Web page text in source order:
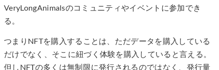
VeryLongAnimalsのコミュニティやイベントに参加でき
る。
つまりNFTを購入することは、ただデータを購入している
だけでなく、そこに紐づく体験を購入していると言える。
但しNFTの多くは無制限に発行されるのではなく、発行量